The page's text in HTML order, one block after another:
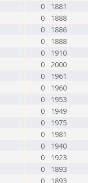
0
1881
0
1888
0
1886
0
1888
0
1910
0 2000
0
1961
0
1960
0
1953
0
1949
0
1975
0
1981
0
1940
0
1923
0
1893
0
1893